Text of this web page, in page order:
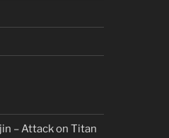
– Attack on Titan